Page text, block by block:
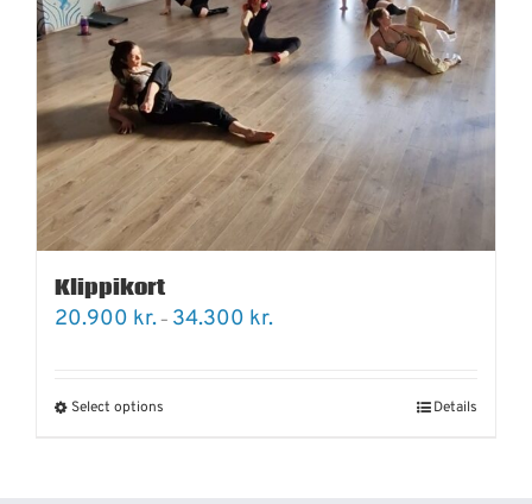
Klippikort
20.900 kr.– 34.300 kr.
Select options Details